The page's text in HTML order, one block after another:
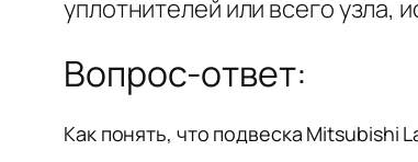
уплотнителей или всего узла,
Вопрос-ответ:
Как понять, что подвеска Mitsubishi